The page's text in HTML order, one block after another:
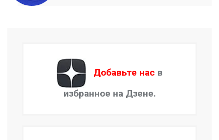
Добавьте нас в
избранное на Дзене.